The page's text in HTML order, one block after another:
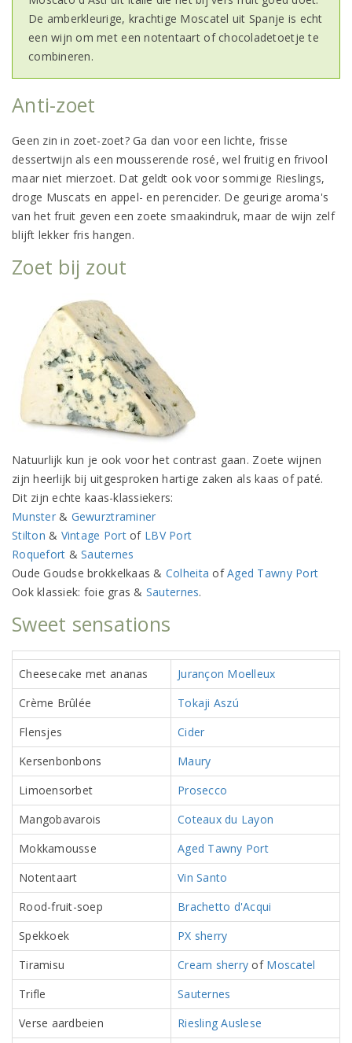
De amberkleurige, krachtige Moscatel uit Spanje is echt
een wijn om met een notentaart of chocoladetoetje te
combineren.
Anti-zoet
Geen zin in zoet-zoet? Ga dan voor een lichte, frisse
dessertwijn als een mousserende rosé, wel fruitig en frivool
maar niet mierzoet. Dat geldt ook voor sommige Rieslings,
droge Muscats en appel- en perencider. De geurige aroma's
van het fruit geven een zoete smaakindruk, maar de wijn zelf
blijft lekker fris hangen.
Zoet bij zout
Natuurlijk kun je ook voor het contrast gaan. Zoete wijnen
zijn heerlijk bij uitgesproken hartige zaken als kaas of paté.
Dit zijn echte kaas-klassiekers:
Munster& Gewurztraminer
Stilton & Vintage Portof LBV Port
Roquefort &Sauternes
Oude Goudse brokkelkaas & Colheita ofAged Tawny Port
Ook klassiek: foie gras & Sauternes.
Sweet sensations
Cheesecake met ananas Jurançon Moelleux
Crème Brûlée
Tokaji Aszú
Flensjes
Cider
Kersenbonbons
Maury
Limoensorbet
Prosecco
Mangobavarois
Coteaux du Layon
Mokkamousse
Aged Tawny Port
Notentaart
Vin Santo
Rood-fruit-soep
Brachetto d'Acqui
Spekkoek
PX sherry
Tiramisu
Cream sherry of Moscatel
Trifle
Sauternes
Verse aardbeien
Riesling Auslese